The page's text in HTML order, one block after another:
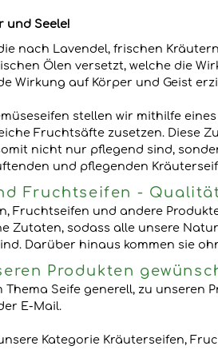
und Seele!
nach Lavendel, frischen
Ölen versetzt, welche die
Wirkung auf Körper und Geist
stellen wir mithilfe
Fruchtsäfte zusetzen. Diese
nicht nur pflegend sind,
und pflegenden
Fruchtseifen -
Fruchtseifen und andere
Zutaten, sodass alle unsere
Darüber hinaus kommen sie
Produkten
Thema Seife generell, zu
E-Mail.
Kategorie Kräuterseifen,